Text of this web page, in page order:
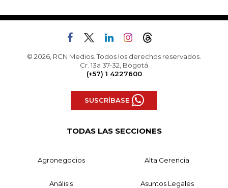
© 2026, RCN Medios. Todos los derechos reservados.
Cr. 13a 37-32, Bogotá
(+57) 1 4227600
SUSCRÍBASE
TODAS LAS SECCIONES
Agronegocios Alta Gerencia
Análisis Asuntos Legales